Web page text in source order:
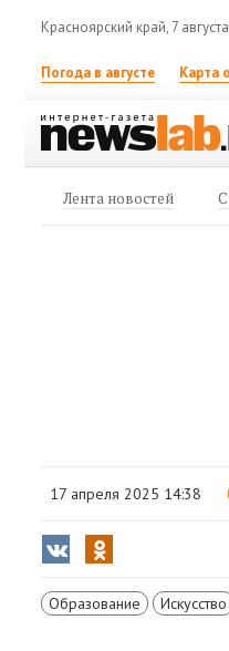
Красноярский край, 7 августа
Погода в августе Карта
Лента новостей
17 апреля 2025 14:38
Образование Искусство